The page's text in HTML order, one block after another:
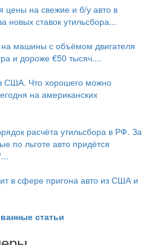
цены на свежие и б/у авто в
новых ставок утильсбора...
машины с объёмом двигателя
и дороже €50 тысяч....
США. Что хорошего можно
на американских
расчёта утильсбора в РФ. За
по льготе авто придётся
в сфере пригона авто из США и
статьи